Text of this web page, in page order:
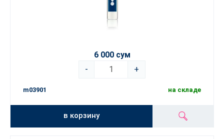
6 000 сум
-
+
m03901 на складе
в корзину